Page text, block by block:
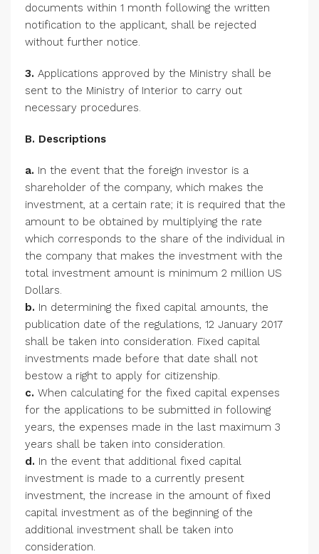
documents within 1 month following the written
notification to the applicant, shall be rejected
without further notice.
3. Applications approved by the Ministry shall be
sent to the Ministry of Interior to carry out
necessary procedures.
B. Descriptions
a. In the event that the foreign investor is a
shareholder of the company, which makes the
investment, at a certain rate; it is required that the
amount to be obtained by multiplying the rate
which corresponds to the share of the individual in
the company that makes the investment with the
total investment amount is minimum 2 million US
Dollars.
b. In determining the fixed capital amounts, the
publication date of the regulations, 12 January 2017
shall be taken into consideration. Fixed capital
investments made before that date shall not
bestow a right to apply for citizenship.
c. When calculating for the fixed capital expenses
for the applications to be submitted in following
years, the expenses made in the last maximum 3
years shall be taken into consideration.
d. In the event that additional fixed capital
investment is made to a currently present
investment, the increase in the amount of fixed
capital investment as of the beginning of the
additional investment shall be taken into
consideration.